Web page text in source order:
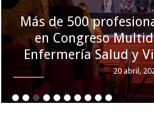
Atendidos
una jornada de
20 abril,